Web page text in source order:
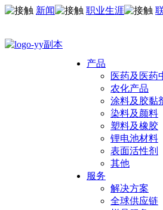
新闻 职业生涯
产品
医药及医药
农化产品
涂料及胶黏
染料及颜料
塑料及橡胶
锂电池材料
表面活性剂
其他
服务
解决方案
全球供应链